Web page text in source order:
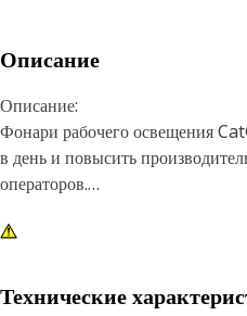
Описание
Описание:
Фонари рабочего освещения
в день и повысить
операторов.
Характеристики:
условиях высокой вибрации
Технические